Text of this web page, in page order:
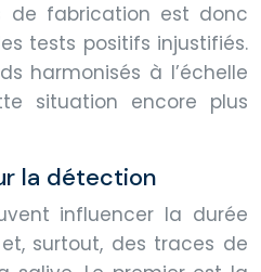
de fabrication est donc
tests positifs injustifiés.
harmonisés à l’échelle
situation encore plus
la détection
influencer la durée
surtout, des traces de